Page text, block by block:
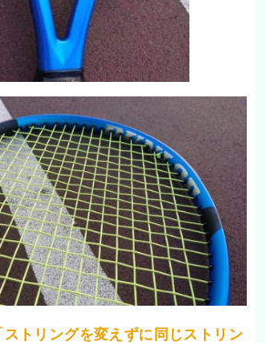
トリングを変えずに同じストリン